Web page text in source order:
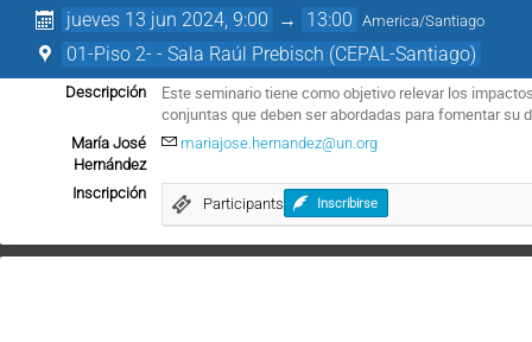
jueves 13 jun 2024, 9:00 → 13:00 America/Santiago
01-Piso 2- - Sala Raúl Prebisch (CEPAL-Santiago)
Descripción
Este seminario tiene como objetivo relevar los
conjuntas que deben ser abordadas para fomentar su
María José
Hernández
mariajose.hernandez@un.org
Inscripción
Participants Inscribirse